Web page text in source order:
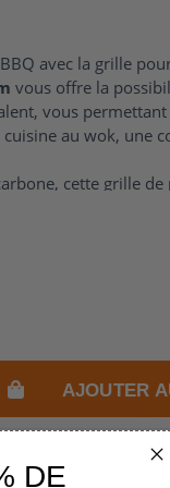
avec la grille
vous offre la
vous
au wok, une
cette grille
45 cm, elle offre
un grand chef en
brasero. Ajoutez
brasero 100 cm.
AJOUTER
DE